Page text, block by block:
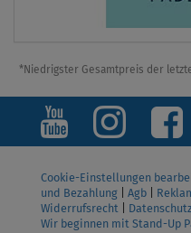
*Niedrigster Gesamtpreis der
Cookie-Einstellungen
und Bezahlung
Agb
Widerrufsrecht
Wir beginnen mit Stand-Up